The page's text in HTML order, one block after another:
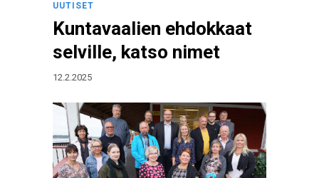
UUTISET
Kuntavaalien ehdokkaat
selville, katso nimet
12.2.2025